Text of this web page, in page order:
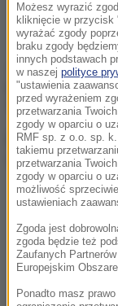
PORADY
Wtorek, 4 sierpnia
Latanie a
samolotu?
Możesz wyrazić
kliknięcie w przycisk
wyrażać zgody
braku zgody
innych podstawach
w naszej polityce
"ustawienia
przed wyrażeniem
przetwarzania
zgody w oparciu o
RMF sp. z o.o. sp.
takiemu
przetwarzania
zgody w oparciu o
możliwość
ustawieniach
Zgoda jest
zgoda będzie też
Zaufanych
Europejskim
Ponadto masz